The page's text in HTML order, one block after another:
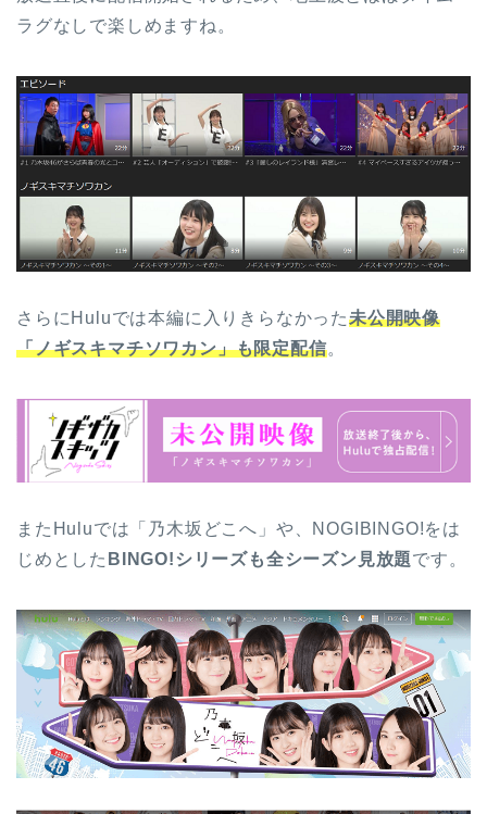
ラグなしで楽しめますね。
さらにHuluでは本編に入りきらなかった未公開映像
「ノギスキマチソワカン」も限定配信。
またHuluでは「乃木坂どこへ」や、NOGIBINGO!をは
じめとした BINGO!シリーズも全シーズン見放題です。